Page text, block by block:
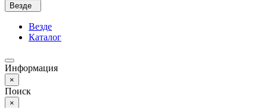
Везде
Везде
Каталог
Информация
×
Поиск
×